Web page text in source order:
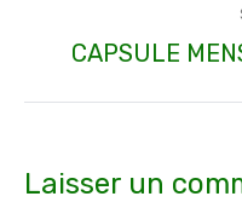
CAPSULE
Laisser un